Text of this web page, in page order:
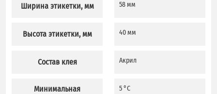
Ширина этикетки, мм
Высота этикетки, мм
Состав клея
Минимальная
58 мм
40 мм
Акрил
5 °C